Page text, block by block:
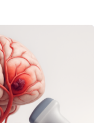
in
freigegeben – unter
Industrielle
Zentrales
(ZIM) und
Auf dem
am 5. Juni 2025 in
für